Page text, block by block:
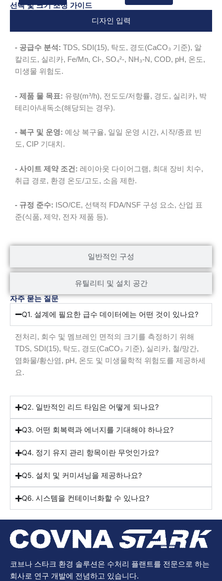
선택 및 크기 조정 가이드
디자인 입력
일반적인 구성
유틸리티 및 설치 공간
- 공급수 분석: TDS, SDI(15), 탁도, 경도(CaCO₃ 기준), 알
칼리도, 실리카, Fe/Mn, Cl-, SO₄²-, NH₃-N, COD, pH, 온도,
미생물 위험도.
- 제품 물 목표: 유량(m³/h), 전도도/저항률, 경도, 실리카, 박
테리아/내독소(해당되는 경우).
- 복구 및 운영: 예상 복구율, 일일 운영 시간, 시작/종료 빈
도, CIP 기대치.
- 사이트 제약 조건: 레이아웃 다이어그램, 최대 장비 치수,
취급 경로, 환경 온도/고도, 소음 제한.
- 규정 준수: ISO/CE, 선택적 FDA/NSF 구성 요소, 산업 표
준(식품, 제약, 전자 제품 등).
자주 묻는 질문
Q1. 설계에 필요한 급수 데이터에는 어떤 것이 있나요?
전처리, 회수 및 멤브레인 면적의 크기를 측정하기 위해
TDS, SDI(15), 탁도, 경도(CaCO₃ 기준), 실리카, 철/망간,
염화물/황산염, pH, 온도 및 미생물학적 위험도를 제공하세
요.
Q2. 일반적인 리드 타임은 어떻게 되나요?
Q3. 어떤 회복력과 에너지를 기대해야 하나요?
Q4. 정기 유지 관리 항목이란 무엇인가요?
Q5. 설치 및 커미셔닝을 제공하나요?
Q6. 시스템을 컨테이너화할 수 있나요?
코브나 스타크 환경 솔루션은 수처리 플랜트를 전문으로 하는
회사로 연구 개발에 전념하고 있습니다.